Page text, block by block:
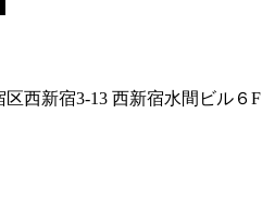
西新宿3-13 西新宿水間ビル６F